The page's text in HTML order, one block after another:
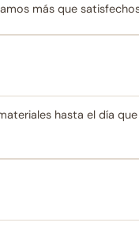
más que
hasta el día